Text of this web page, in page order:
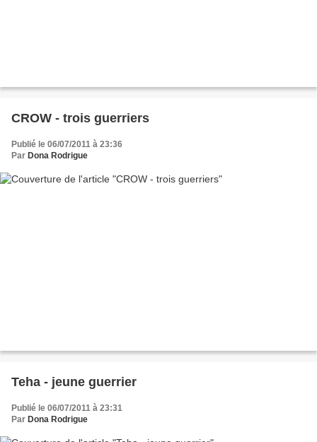
CROW - trois guerriers
Publié le 06/07/2011 à 23:36
Par Dona Rodrigue
Teha - jeune guerrier
Publié le 06/07/2011 à 23:31
Par Dona Rodrigue